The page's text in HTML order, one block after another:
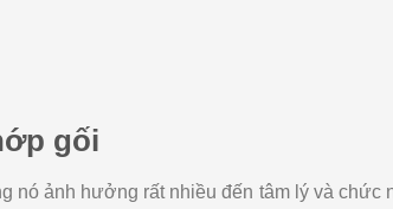
gối
nó ảnh hưởng rất nhiều đến tâm lý và chức